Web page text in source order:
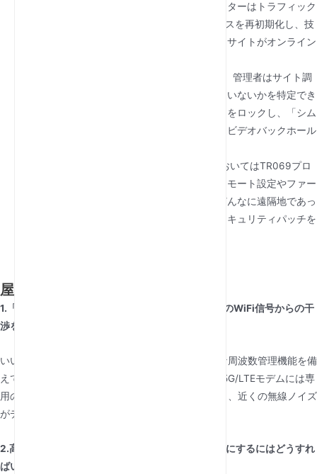
リアが一時的に不具合を起こした場合、ルーターはトラフィック
不足を検知し、自動的にSIMインターフェースを再初期化し、技
術者がポールに登ってリセットすることなくサイトがオンライン
Web UIを通じて、管理者はサイト調
査を行い、どのセルラー帯域が最も混雑していないかを特定でき
ます。これにより、特定の周波数にルーターをロックし、「シム
カードスロット付きの屋外ルーター」を高速ビデオバックホール
グローバルプロジェクトにおいてはTR069プロ
トコルが不可欠です。数千台のユニットでリモート設定やファー
ムウェアの更新が可能です。これにより、どんなに遠隔地であっ
ても、すべての屋外ゲートウェイが最新のセキュリティパッチを
屋外SIM用ルーターに関するFAQ
1.「SIMカードスロット付きの屋外ルーター」は他のWiFi信号からの干
渉を受けやすいですか?
いいえ。プロフェッショナル屋外ユニットは高度な周波数管理機能を備
えています。5GHzのWiFiをローカル配信に使い、5G/LTEモデムには専
用のシールドを施すことで、信号を効果的に隔離し、近くの無線ノイズ
がデータ速度を低下させないようにします。
2.高振動の場所でSIMカードが揺れて外れないようにするにはどうすれ
ばいいですか?